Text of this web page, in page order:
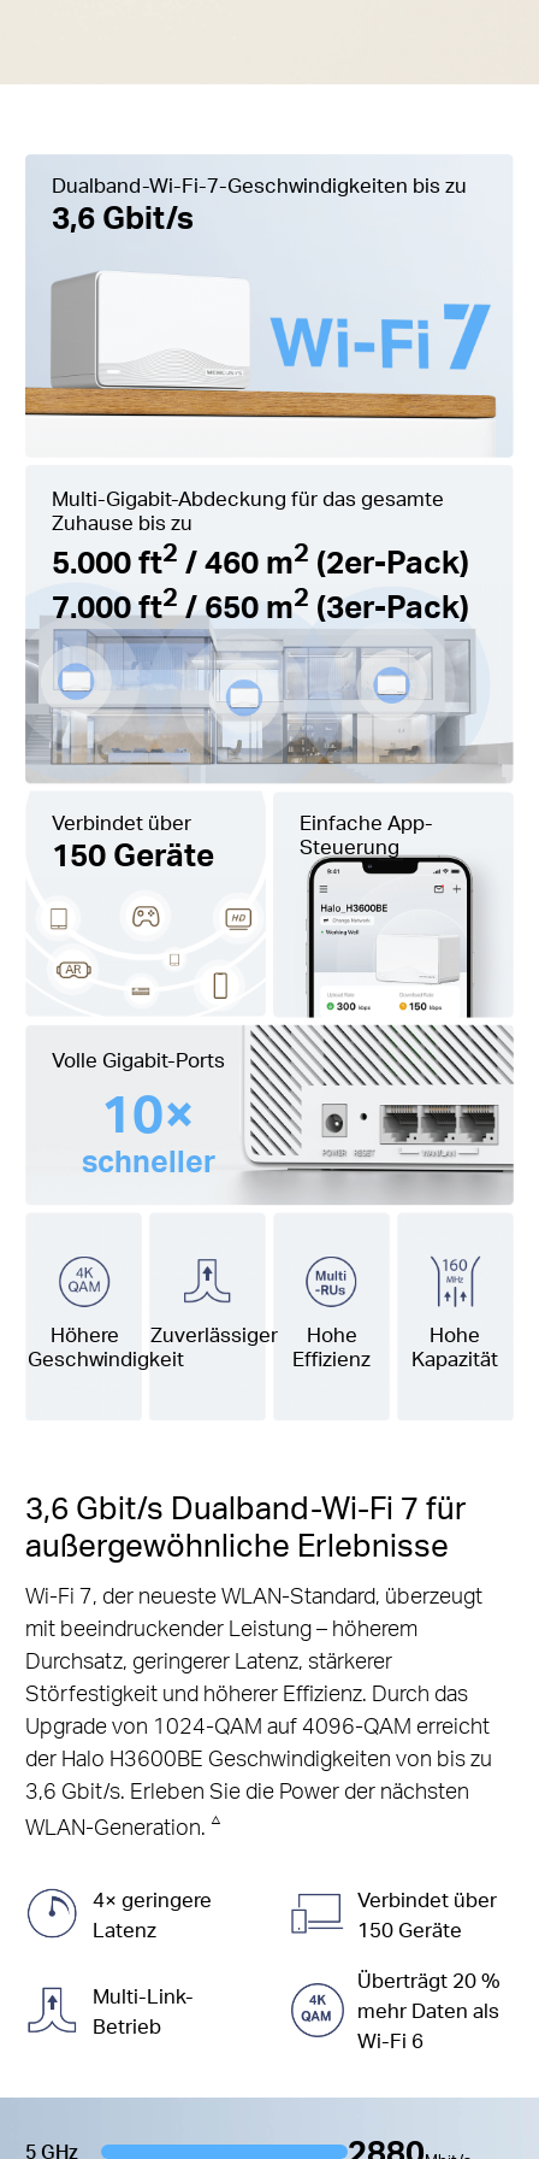
Dualband-Wi-Fi-7-Geschwindigkeiten bis zu
3,6 Gbit/s
Multi-Gigabit-Abdeckung für das gesamte
Zuhause bis zu
5.000 ft2 / 460 m2 (2er-Pack)
7.000 ft2 / 650 m2 (3er-Pack)
Verbindet über
150 Geräte
Einfache App-
Steuerung
Volle Gigabit-Ports
10×
schneller
Höhere
Geschwindigkeit
Zuverlässiger
Hohe
Effizienz
Hohe
Kapazität
3,6 Gbit/s Dualband-Wi-Fi 7 für
außergewöhnliche Erlebnisse
Wi-Fi 7, der neueste WLAN-Standard, überzeugt
mit beeindruckender Leistung – höherem
Durchsatz, geringerer Latenz, stärkerer
Störfestigkeit und höherer Effizienz. Durch das
Upgrade von 1024-QAM auf 4096-QAM erreicht
der Halo H3600BE Geschwindigkeiten von bis zu
3,6 Gbit/s. Erleben Sie die Power der nächsten
WLAN-Generation. △
5 GHz
4× geringere
Latenz
Verbindet über
150 Geräte
Multi-Link-
Betrieb
Überträgt 20 %
mehr Daten als
Wi-Fi 6